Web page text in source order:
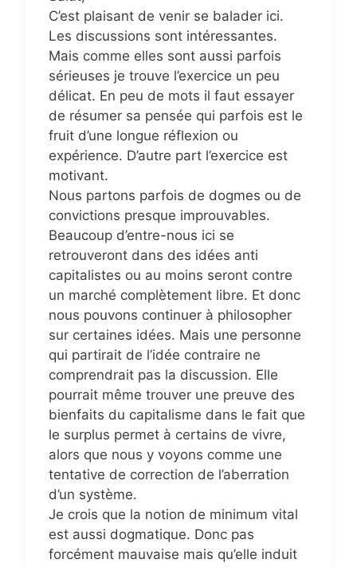
C’est plaisant de venir se balader ici.
Les discussions sont intéressantes.
Mais comme elles sont aussi parfois
sérieuses je trouve l’exercice un peu
délicat. En peu de mots il faut essayer
de résumer sa pensée qui parfois est le
fruit d’une longue réflexion ou
expérience. D’autre part l’exercice est
motivant.
Nous partons parfois de dogmes ou de
convictions presque improuvables.
Beaucoup d’entre-nous ici se
retrouveront dans des idées anti
capitalistes ou au moins seront contre
un marché complètement libre. Et donc
nous pouvons continuer à philosopher
sur certaines idées. Mais une personne
qui partirait de l’idée contraire ne
comprendrait pas la discussion. Elle
pourrait même trouver une preuve des
bienfaits du capitalisme dans le fait que
le surplus permet à certains de vivre,
alors que nous y voyons comme une
tentative de correction de l’aberration
d’un système.
Je crois que la notion de minimum vital
est aussi dogmatique. Donc pas
forcément mauvaise mais qu’elle induit